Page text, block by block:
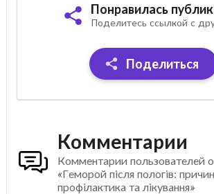
Понравилась
Поделитесь ссылкой с
Поделиться
Комментарии
Комментарии пользователей
«Геморой після пологів:
профілактика та лікування»